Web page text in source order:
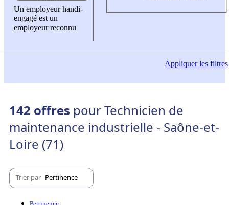
Un employeur handi-
engagé est un
employeur reconnu
Appliquerles filtres
142 offres pour Technicien de
maintenance industrielle - Saône-et-
Loire (71)
Trier par Pertinence